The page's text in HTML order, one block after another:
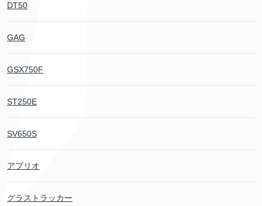
DT50
GAG
GSX750F
ST250E
SV650S
アプリオ
グラストラッカー